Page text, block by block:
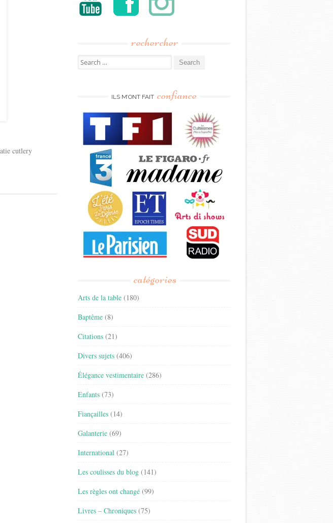
cutlery
rechercher
Search
for:
ILS M’ONT FAIT confiance
catégories
Arts de la table (180)
Baptême (8)
Citations (21)
Divers sujets (406)
Élégance vestimentaire (286)
Enfants (73)
Fiançailles (14)
Galanterie (69)
International (27)
Les coulisses du blog (141)
Les règles ont changé (99)
Livres – Chroniques (75)